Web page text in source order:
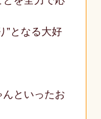
”となる大好
といったお